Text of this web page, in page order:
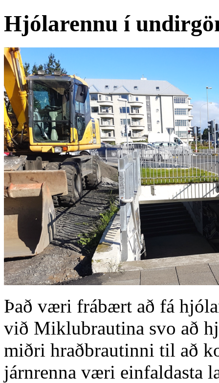
Hjólarennu í
Það væri frábært að fá
við Miklubrautina svo að
miðri hraðbrautinni til að
járnrenna væri einfaldasta